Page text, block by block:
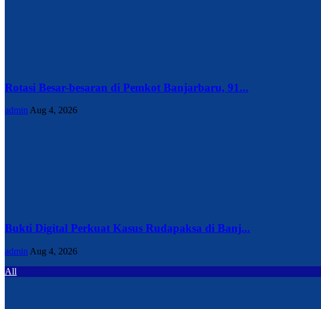
Rotasi Besar-besaran di Pemkot Banjarbaru, 91...
admin Aug 4, 2026
Bukti Digital Perkuat Kasus Rudapaksa di Banj...
admin Aug 4, 2026
All